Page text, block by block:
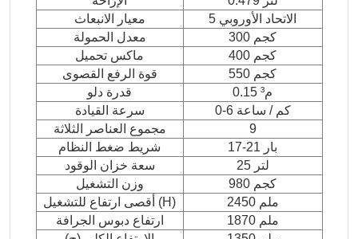
معيار الانبعاث
الاتحاد الأوروبي 5
معدل الحمولة
300 كجم
ماكس تحميل
400 كجم
قوة الرفع القصوى
550 كجم
قدرة دلو
0.15 م³
سرعة القيادة
0-6 كم / ساعة
مجموع العناصر الثلاثة
9
شريط ضغط النظام
17-21 بار
سعة خزان الوقود
25 لتر
وزن التشغيل
980 كجم
أقصى ارتفاع للتشغيل (H)
2450 ملم
ارتفاع دبوس الجرافة
1870 ملم